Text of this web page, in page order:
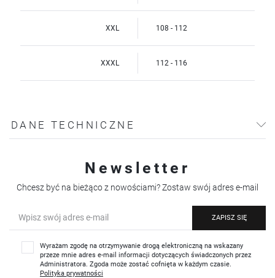
XXL 108 - 112
XXXL 112 - 116
DANE TECHNICZNE
Newsletter
Chcesz być na bieżąco z nowościami? Zostaw swój adres e-mail
ZAPISZ SIĘ
Wyrażam zgodę na otrzymywanie drogą elektroniczną na wskazany
przeze mnie adres e-mail informacji dotyczących świadczonych przez
Administratora. Zgoda może zostać cofnięta w każdym czasie.
Polityka prywatności